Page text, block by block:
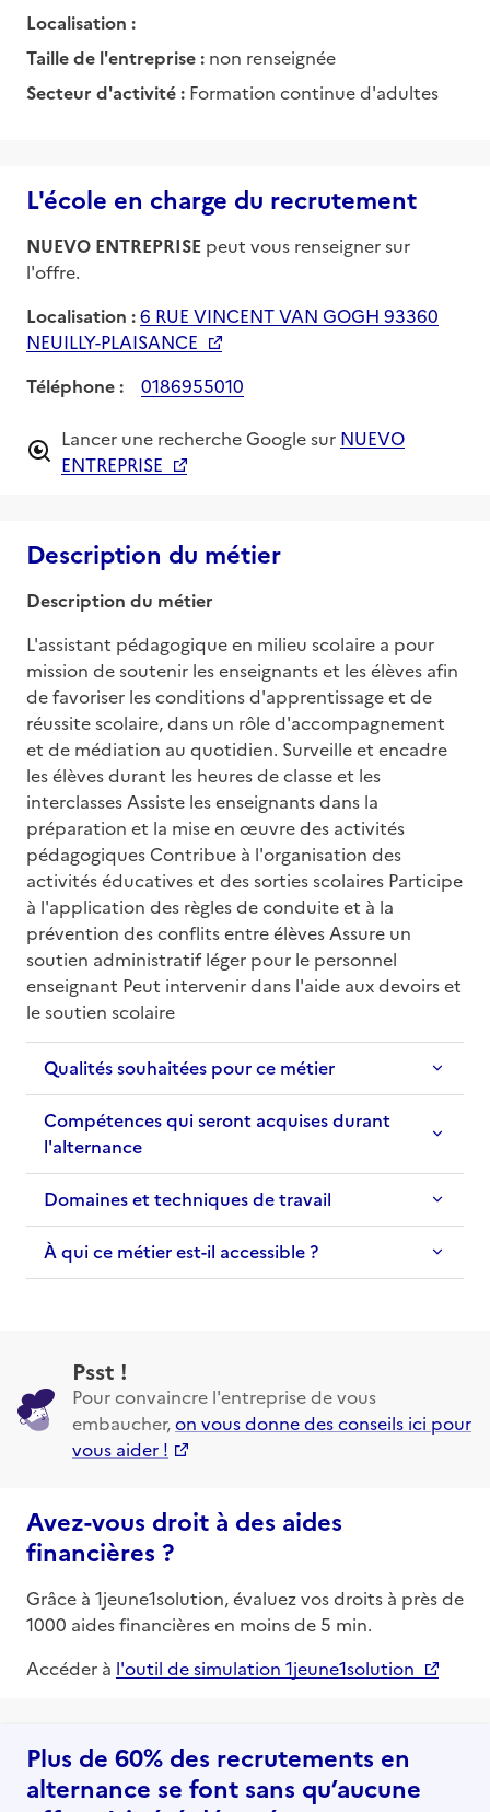
Localisation :
Taille de l'entreprise : non renseignée
Secteur d'activité : Formation continue d'adultes
L'école en charge du recrutement
NUEVO ENTREPRISE peut vous renseigner sur
l'offre.
Localisation :6 RUE VINCENT VAN GOGH 93360
NEUILLY-PLAISANCE
Téléphone :
0186955010
Lancer une recherche Google sur NUEVO
ENTREPRISE
Description du métier
Description du métier
L'assistant pédagogique en milieu scolaire a pour
mission de soutenir les enseignants et les élèves afin
de favoriser les conditions d'apprentissage et de
réussite scolaire, dans un rôle d'accompagnement
et de médiation au quotidien. Surveille et encadre
les élèves durant les heures de classe et les
interclasses Assiste les enseignants dans la
préparation et la mise en œuvre des activités
pédagogiques Contribue à l'organisation des
activités éducatives et des sorties scolaires Participe
à l'application des règles de conduite et à la
prévention des conflits entre élèves Assure un
soutien administratif léger pour le personnel
enseignant Peut intervenir dans l'aide aux devoirs et
le soutien scolaire
Qualités souhaitées pour ce métier
Compétences qui seront acquises durant
l'alternance
Domaines et techniques de travail
À qui ce métier est-il accessible ?
Psst !
Pour convaincre l'entreprise de vous
embaucher,on vous donne des conseils ici pour
vous aider !
Avez-vous droit à des aides
financières ?
Grâce à 1jeune1solution, évaluez vos droits à près de
1000 aides financières en moins de 5 min.
Accéder à l'outil de simulation 1jeune1solution
Plus de 60% des recrutements en
alternance se font sans qu’aucune